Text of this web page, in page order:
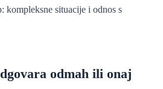
kompleksne situacije i odnos s
odmah ili onaj